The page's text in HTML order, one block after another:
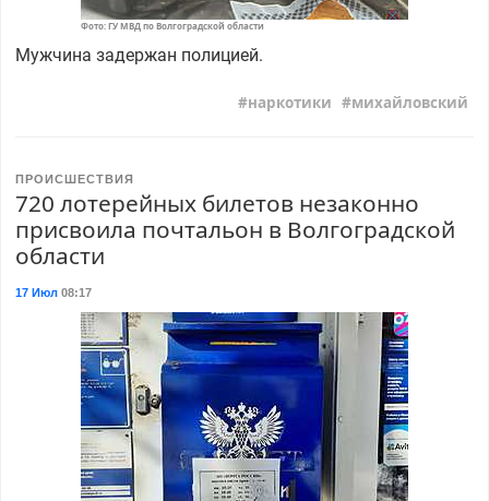
Фото: ГУ МВД по Волгоградской области
Мужчина задержан полицией.
наркотики михайловский
ПРОИСШЕСТВИЯ
720 лотерейных билетов незаконно
присвоила почтальон в Волгоградской
области
17 Июл08:17